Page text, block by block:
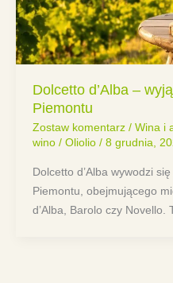
Dolcetto d’Alba –
Piemontu
Zostaw komentarz / Wina i
wino/ Oliolio / 8 grudnia,
Dolcetto d’Alba wywodzi
Piemontu, obejmującego
d’Alba, Barolo czy Novello.